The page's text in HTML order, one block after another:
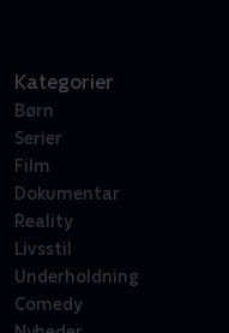
Kategorier
Børn
Serier
Film
Dokumentar
Reality
Livsstil
Underholdning
Comedy